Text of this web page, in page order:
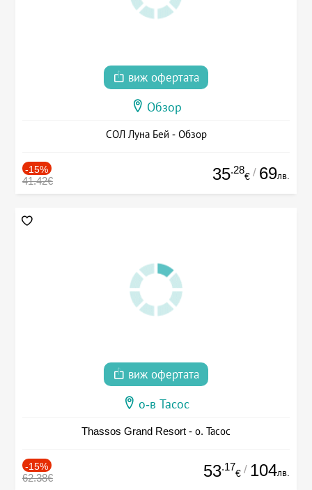
виж офертата
Обзор
СОЛ Луна Бей - Обзор
-15%
41.42€ 35.28
€ / 69лв.
виж офертата
о-в Тасос
Thassos Grand Resort - о. Тасос
-15%
62.38€ 53.17
€ / 104лв.